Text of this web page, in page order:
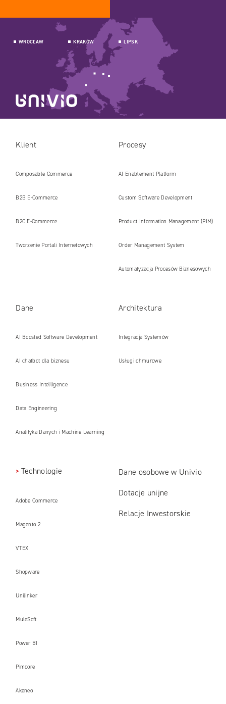
WROCŁAW KRAKÓW LIPSK
Klient
Composable Commerce
B2B E‑Commerce
B2C E‑Commerce
Tworzenie Portali Internetowych
Procesy
AI Enablement Platform
Custom Software Development
Product Information Management (PIM)
Order Management System
Automatyzacja Procesów Biznesowych
Dane
AI Boosted Software Development
AI chatbot dla biznesu
Business Intelligence
Data Engineering
Analityka Danych i Machine Learning
Architektura
Integracja Systemów
Usługi chmurowe
Technologie
Adobe Commerce
Magento 2
VTEX
Shopware
Unilinker
MuleSoft
Power BI
Pimcore
Akeneo
Dane osobowe w Univio
Dotacje unijne
Relacje Inwestorskie